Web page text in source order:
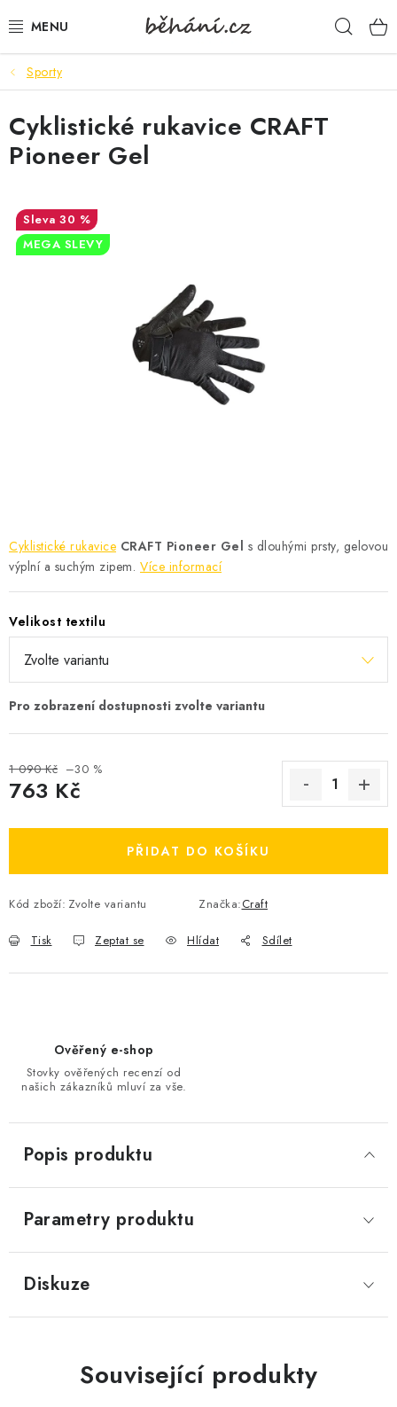
na
BOTY PÁNSKÉ
BOTY DÁMSKÉ
PÁNSKÉ OBLEČENÍ
DÁMSKÉ OBLEČENÍ
DOPLŇKY
VELIKOSTNÍ TABULKY
VÝŽIVA
MEGA SLEVY
NOVINKY INOV-8
Ceník dopravy
Moje objednávka
Jak vyměnit nebo vrátit zboží
Jak reklamovat
Sporty
Cyklistické rukavice CRAFT Pioneer Gel s dlouhými prsty, gelovou
výplní a suchým zipem. Více informací
Velikost textilu
1 090 Kč –30 %
763 Kč
PŘIDAT DO KOŠÍKU
Kód zboží: Zvolte variantu Značka:Craft
Tisk Zeptat se Hlídat Sdílet
Cyklistické rukavice CRAFT
Pioneer Gel
30 %
MEGA SLEVY
Ověřený e-shop
Stovky ověřených recenzí od
našich zákazníků mluví za vše.
Popis produktu
Parametry produktu
Diskuze
Související produkty